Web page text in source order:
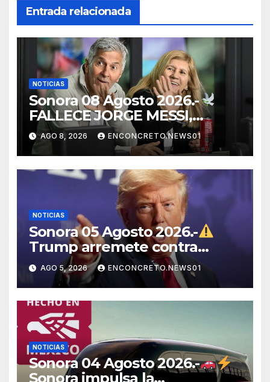
Entrada relacionada
NOTICIAS
Sonora 08 Agosto 2026.-
FALLECE JORGE MESSI,
PADRE Y REPRESENTANTE
DE LIONEL MESSI, A LOS 68
AÑOS
AGO 8, 2026 ENCONCRETO.NEWS01
NOTICIAS
Sonora 05 Agosto 2026.-
Trump arremete contra
México, Canadá y otras
potencias por supuestos
abusos comerciales
AGO 5, 2026 ENCONCRETO.NEWS01
NOTICIAS
Sonora 04 Agosto 2026.-
Sonora impulsa la